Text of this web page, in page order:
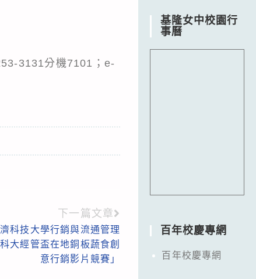
3131分機7101；e-
下一篇文章
科技大學行銷與流通管理
大經管盃在地銅板蔬食創
意行銷影片競賽」
基隆女中校園行
事曆
百年校慶專網
百年校慶專網